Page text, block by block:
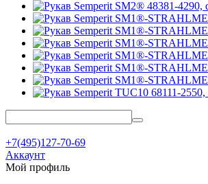
+7(495)127-70-69
Аккаунт
Мой профиль